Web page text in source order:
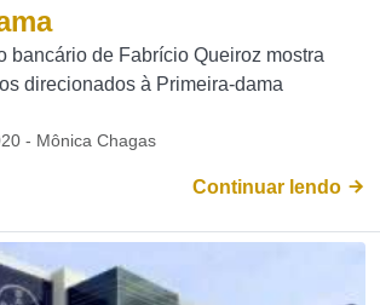
bancário de Fabrício Queiroz mostra
direcionados à Primeira-dama
- Mônica Chagas
Continuar lendo